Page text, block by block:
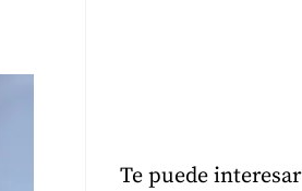
Te puede interesar